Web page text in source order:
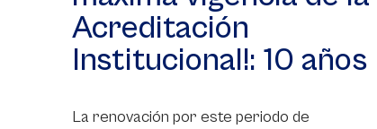
Acreditación
Institucional!: 10 años
La renovación por este periodo de